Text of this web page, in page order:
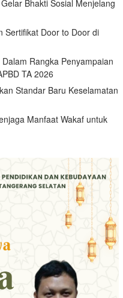
Bhakti Sosial Menjelang
Sertifikat Door to Door di
Rangka Penyampaian
TA 2026
Standar Baru Keselamatan
Manfaat Wakaf untuk